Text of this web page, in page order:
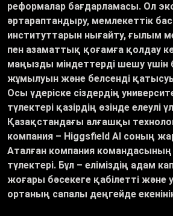
реформалар бағдарламасы. Ол
әртараптандыру, мемлекеттік
институттарын нығайту, ғылым
пен азаматтық қоғамға қолдау
маңызды міндеттерді шешу үшін
жұмылуын және белсенді
Осы үдеріске сіздердің
түлектері қазірдің өзінде елеулі
Қазақстандағы алғашқы
компания – Higgsfield AI соның
Аталған компания командасының
түлектері. Бұл – еліміздің адам
жоғары бәсекеге қабілетті және
ортаның сапалы деңгейде